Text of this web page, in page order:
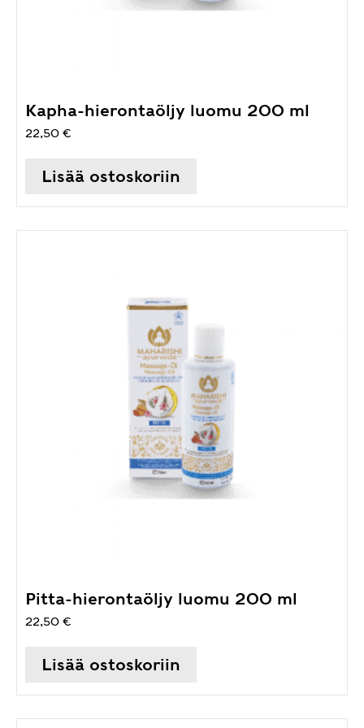
Kapha-hierontaöljy luomu 200 ml
22,50 €
Lisää ostoskoriin
Pitta-hierontaöljy luomu 200 ml
22,50 €
Lisää ostoskoriin